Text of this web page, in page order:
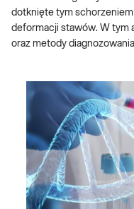
dotknięte tym
deformacji stawów. W tym
oraz metody